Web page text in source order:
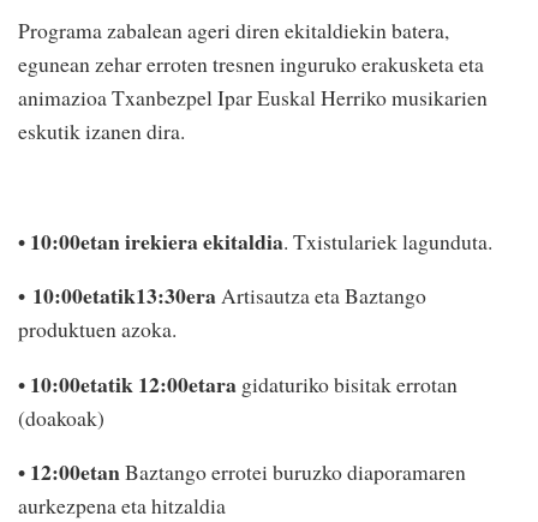
Programa zabalean ageri diren ekitaldiekin batera,
egunean zehar erroten tresnen inguruko erakusketa eta
animazioa Txanbezpel Ipar Euskal Herriko musikarien
eskutik izanen dira.
• 10:00etan irekiera ekitaldia. Txistulariek lagunduta.
• 10:00etatik13:30eraArtisautza eta Baztango
produktuen azoka.
• 10:00etatik 12:00etara gidaturiko bisitak errotan
(doakoak)
• 12:00etanBaztango errotei buruzko diaporamaren
aurkezpena eta hitzaldia